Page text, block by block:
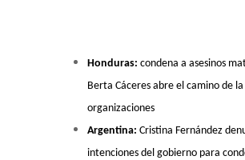
Honduras: condena a asesinos
Berta Cáceres abre el camino de
organizaciones
Argentina: Cristina Fernández
intenciones del gobierno para